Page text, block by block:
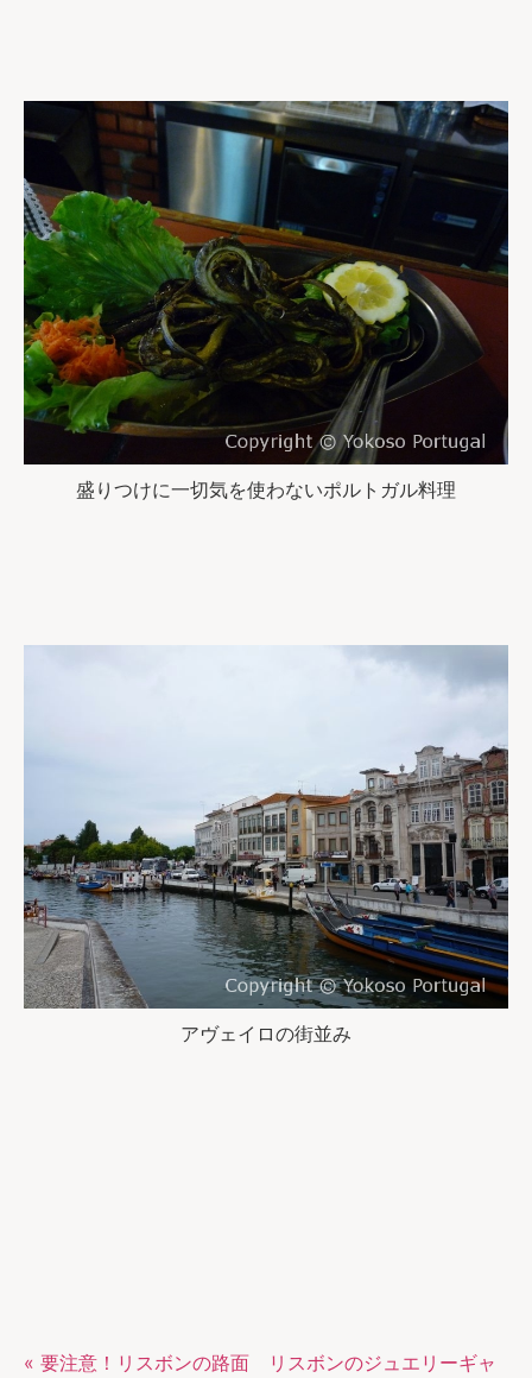
盛りつけに一切気を使わないポルトガル料理
アヴェイロの街並み
« 要注意！リスボンの路面
リスボンのジュエリーギャ